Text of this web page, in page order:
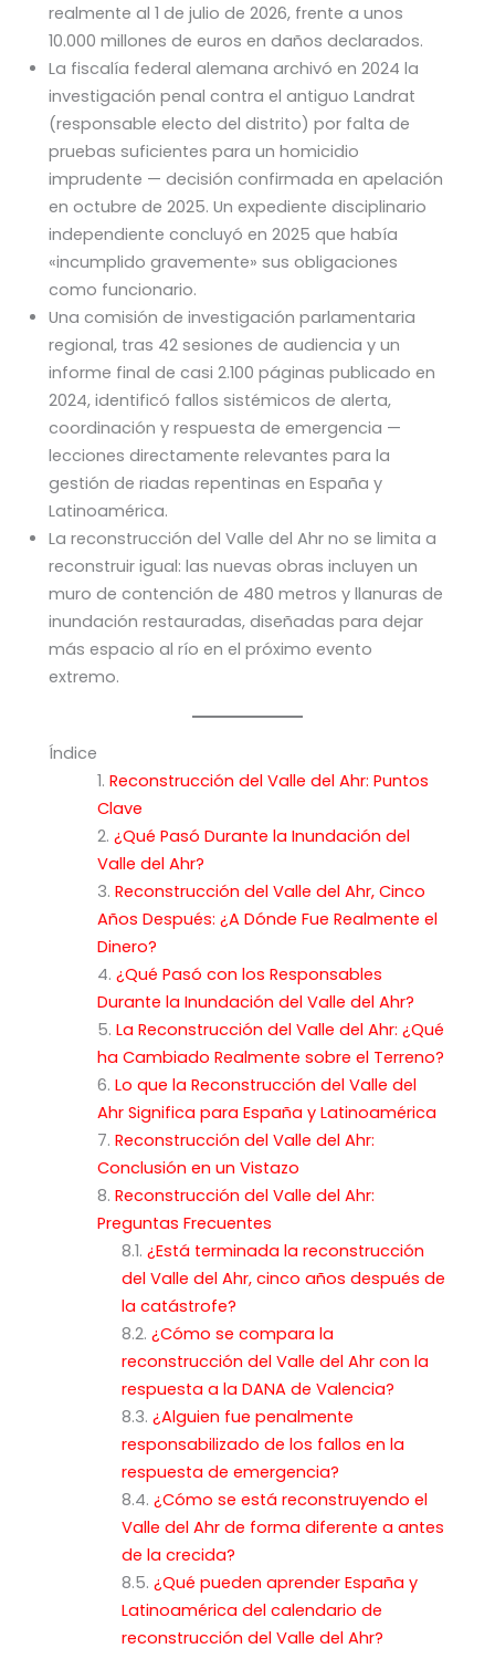
realmente al 1 de julio de 2026, frente a unos
10.000 millones de euros en daños declarados.
La fiscalía federal alemana archivó en 2024 la
investigación penal contra el antiguo Landrat
(responsable electo del distrito) por falta de
pruebas suficientes para un homicidio
imprudente — decisión confirmada en apelación
en octubre de 2025. Un expediente disciplinario
independiente concluyó en 2025 que había
«incumplido gravemente» sus obligaciones
como funcionario.
Una comisión de investigación parlamentaria
regional, tras 42 sesiones de audiencia y un
informe final de casi 2.100 páginas publicado en
2024, identificó fallos sistémicos de alerta,
coordinación y respuesta de emergencia —
lecciones directamente relevantes para la
gestión de riadas repentinas en España y
Latinoamérica.
La reconstrucción del Valle del Ahr no se limita a
reconstruir igual: las nuevas obras incluyen un
muro de contención de 480 metros y llanuras de
inundación restauradas, diseñadas para dejar
más espacio al río en el próximo evento
extremo.
Índice
Reconstrucción del Valle del Ahr: Puntos
Clave
¿Qué Pasó Durante la Inundación del
Valle del Ahr?
Reconstrucción del Valle del Ahr, Cinco
Años Después: ¿A Dónde Fue Realmente el
Dinero?
¿Qué Pasó con los Responsables
Durante la Inundación del Valle del Ahr?
La Reconstrucción del Valle del Ahr: ¿Qué
ha Cambiado Realmente sobre el Terreno?
Lo que la Reconstrucción del Valle del
Ahr Significa para España y Latinoamérica
Reconstrucción del Valle del Ahr:
Conclusión en un Vistazo
Reconstrucción del Valle del Ahr:
Preguntas Frecuentes
¿Está terminada la reconstrucción
del Valle del Ahr, cinco años después de
la catástrofe?
¿Cómo se compara la
reconstrucción del Valle del Ahr con la
respuesta a la DANA de Valencia?
¿Alguien fue penalmente
responsabilizado de los fallos en la
respuesta de emergencia?
¿Cómo se está reconstruyendo el
Valle del Ahr de forma diferente a antes
de la crecida?
¿Qué pueden aprender España y
Latinoamérica del calendario de
reconstrucción del Valle del Ahr?